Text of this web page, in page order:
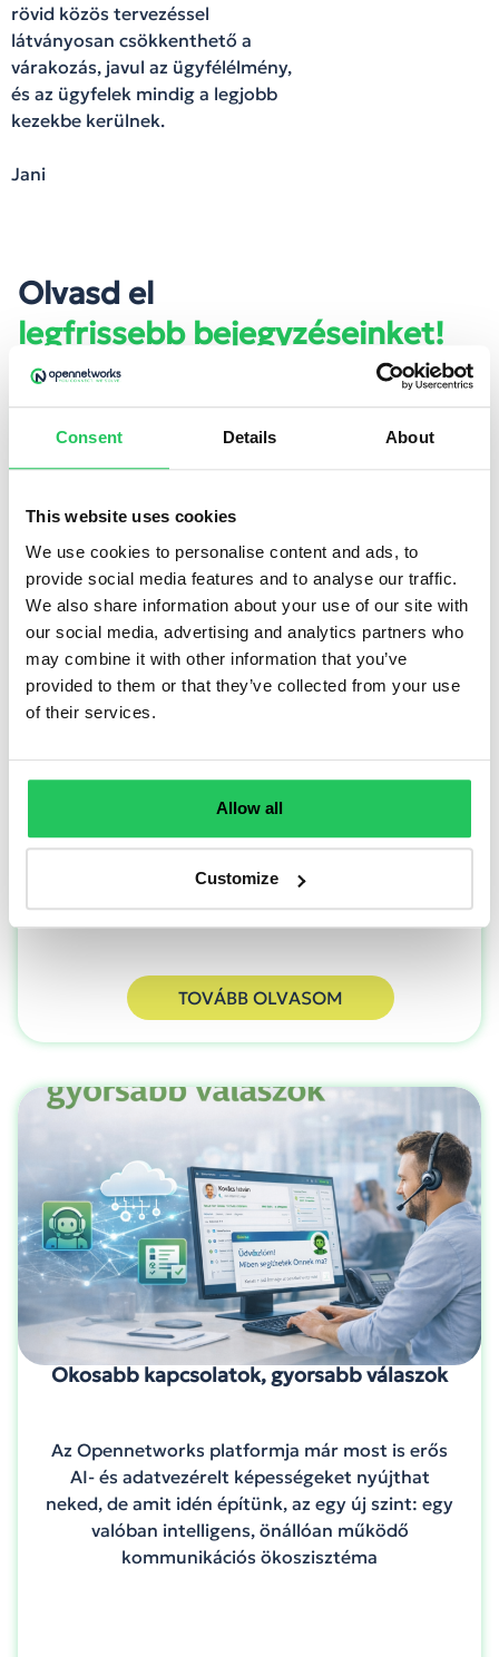
Consent Details About
This website uses cookies
We use cookies to personalise content and ads, to
provide social media features and to analyse our traffic.
We also share information about your use of our site with
our social media, advertising and analytics partners who
may combine it with other information that you’ve
provided to them or that they’ve collected from your use
of their services.
Allow all
Customize
rövid közös tervezéssel
látványosan csökkenthető a
várakozás, javul az ügyfélélmény,
és az ügyfelek mindig a legjobb
kezekbe kerülnek.
Jani
Olvasd el
legfrissebb bejegyzéseinket!
Adatból növekedés
vissza nem térítendő európai uniós
marketing fejlesztési részprojektről.
TOVÁBB OLVASOM
Okosabb kapcsolatok, gyorsabb válaszok
Az Opennetworks platformja már most is erős
AI- és adatvezérelt képességeket nyújthat
neked, de amit idén építünk, az egy új szint: egy
valóban intelligens, önállóan működő
kommunikációs ökoszisztéma